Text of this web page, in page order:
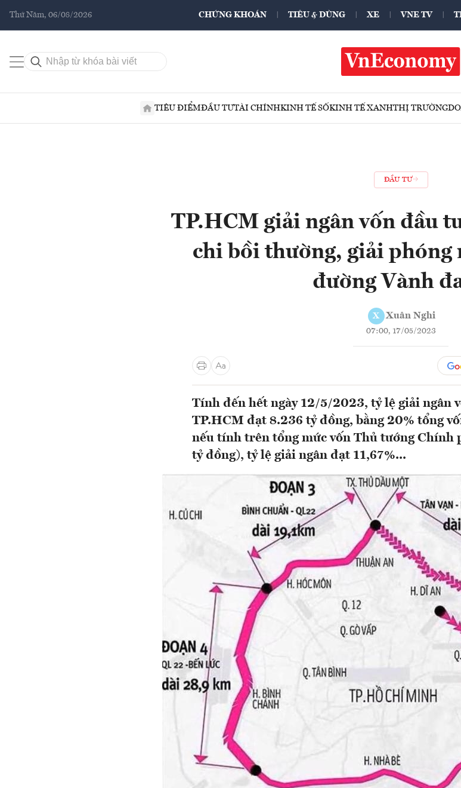
Thứ Năm, 06/08/2026 CHỨNG KHOÁN TIÊU & DÙNG XE VNE TV
TIÊU ĐIỂMĐẦU TƯTÀI CHÍNHKINH TẾ SỐKINH TẾ XANHTHỊ TRƯỜNG
ĐẦU TƯ
TP.HCM giải ngân vốn đầu
chi bồi thường, giải phóng
đường Vành
X Xuân Nghi
07:00, 17/05/2023
Tính đến hết ngày 12/5/2023, tỷ lệ giải ngân
TP.HCM đạt 8.236 tỷ đồng, bằng 20% tổng
nếu tính trên tổng mức vốn Thủ tướng Chính
tỷ đồng), tỷ lệ giải ngân đạt 11,67%...